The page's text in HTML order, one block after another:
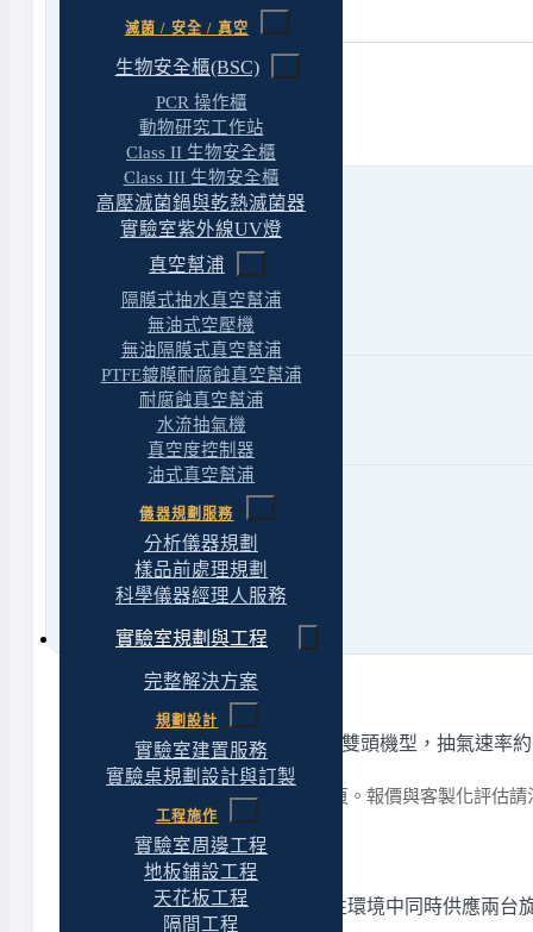
滅菌 / 安全 / 真空
生物安全櫃(BSC)
PCR 操作櫃
動物研究工作站
Class II 生物安全櫃
Class III 生物安全櫃
高壓滅菌鍋與乾熱滅菌器
實驗室紫外線UV燈
真空幫浦
隔膜式抽水真空幫浦
無油式空壓機
無油隔膜式真空幫浦
PTFE鍍膜耐腐蝕真空幫浦
耐腐蝕真空幫浦
水流抽氣機
真空度控制器
油式真空幫浦
儀器規劃服務
分析儀器規劃
樣品前處理規劃
科學儀器經理人服務
實驗室規劃與工程
完整解決方案
規劃設計
實驗室建置服務
實驗桌規劃設計與訂製
工程施作
實驗室周邊工程
地板鋪設工程
天花板工程
隔間工程
送出表單
Phone
市話04 22439623
傳真 04 22430827
Mail
Client@yt-technology.com
yuantuotech1@gmail.com
官方LINE@469mcfzt
Facebook 專頁請點此
Chemker 411 是 Chemker 系列的雙頭機型，抽氣速
詳細規格請參閱本頁「規格」分頁。報價與客製化評估
適合什麼應用
多台設備同時供氣——在腐蝕性環境中同時供應兩台